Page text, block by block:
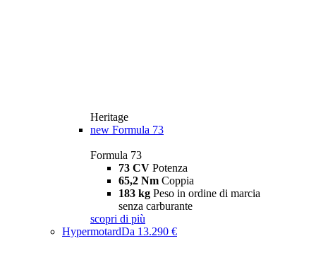
Heritage
new Formula 73
Formula 73
73 CV Potenza
65,2 Nm Coppia
183 kg Peso in ordine di marcia
senza carburante
scopri di più
HypermotardDa 13.290 €